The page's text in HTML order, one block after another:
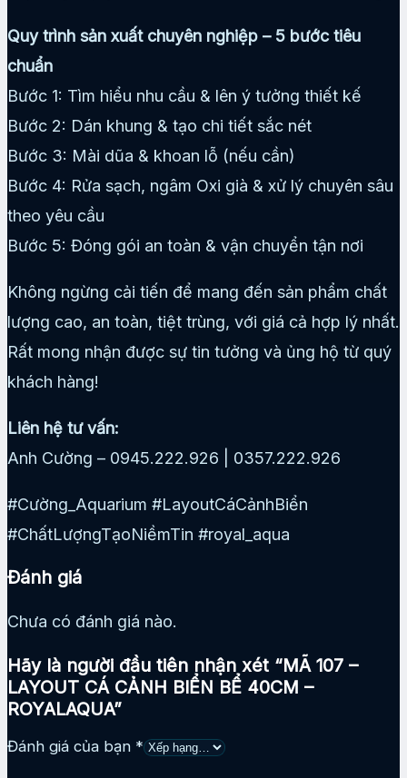
Quy trình sản xuất chuyên nghiệp – 5 bước tiêu
chuẩn
Bước 1: Tìm hiểu nhu cầu & lên ý tưởng thiết kế
Bước 2: Dán khung & tạo chi tiết sắc nét
Bước 3: Mài dũa & khoan lỗ (nếu cần)
Bước 4: Rửa sạch, ngâm Oxi già & xử lý chuyên sâu
theo yêu cầu
Bước 5: Đóng gói an toàn & vận chuyển tận nơi
Không ngừng cải tiến để mang đến sản phẩm chất
lượng cao, an toàn, tiệt trùng, với giá cả hợp lý nhất.
Rất mong nhận được sự tin tưởng và ủng hộ từ quý
khách hàng!
Liên hệ tư vấn:
Anh Cường – 0945.222.926 | 0357.222.926
#Cường_Aquarium #LayoutCáCảnhBiển
#ChấtLượngTạoNiềmTin #royal_aqua
Đánh giá
Chưa có đánh giá nào.
Hãy là người đầu tiên nhận xét “MÃ 107 –
LAYOUT CÁ CẢNH BIỂN BỂ 40CM –
ROYALAQUA”
Đánh giá của bạn *